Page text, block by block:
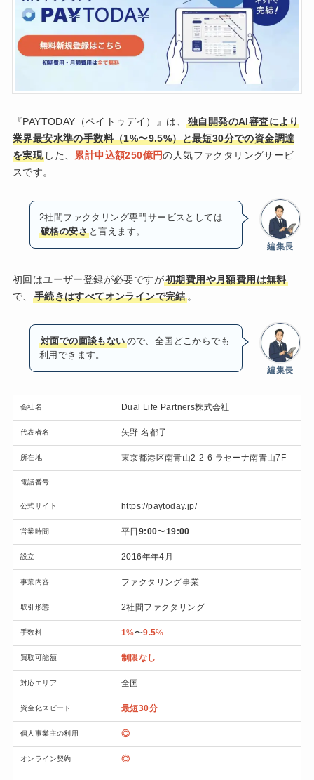
『PAYTODAY（ペイトゥデイ）』は、
独自開発のAI審査により
業界最安水準の手数料（1%〜9.5%）と最短30分での資金調達
を実現 した、 累計申込額250億円の人気ファクタリングサービ
スです。
編集長
2社間ファクタリング専門サービスとしては
破格の安さと言えます。
初回はユーザー登録が必要ですが初期費用や月額費用は無料
で、
手続きはすべてオンラインで完結。
編集長
対面での面談もないので、全国どこからでも
利用できます。
会社名 Dual Life Partners株式会社
代表者名 矢野 名都子
所在地 東京都港区南青山2-2-6 ラセーナ南青山7F
電話番号
公式サイト https://paytoday.jp/
営業時間 平日 9:00〜19:00
設立 2016年年4月
事業内容 ファクタリング事業
取引形態 2社間ファクタリング
手数料 1%〜9.5%
買取可能額 制限なし
対応エリア 全国
資金化スピード 最短30分
個人事業主の利用 ◎
オンライン契約 ◎